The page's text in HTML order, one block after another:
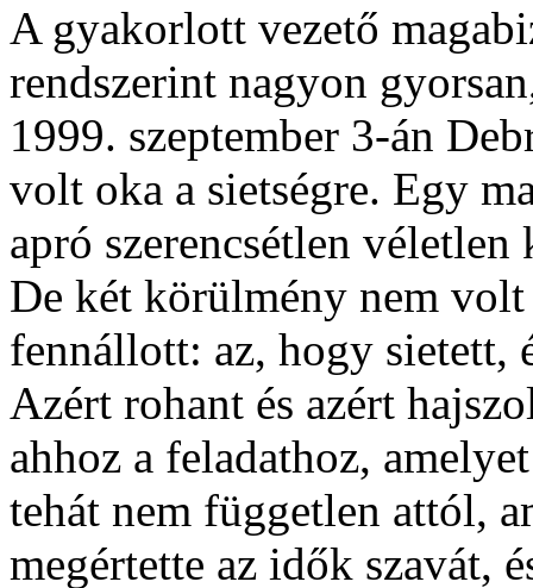
A gyakorlott vezető
rendszerint nagyon
1999. szeptember 3-án
volt oka a sietségre. Egy
apró szerencsétlen
De két körülmény nem
fennállott: az, hogy sietett,
Azért rohant és azért
ahhoz a feladathoz,
tehát nem független attól,
megértette az idők szavát,